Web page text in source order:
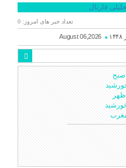
تعداد خبر های امروز: 0
August 06,2026
صبح
ظهر
مغرب